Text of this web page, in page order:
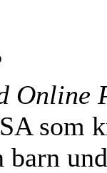
Online
som